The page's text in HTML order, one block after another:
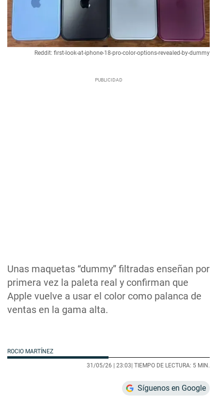
Unas maquetas “dummy” filtradas enseñan por
primera vez la paleta real y confirman que
Apple vuelve a usar el color como palanca de
ventas en la gama alta.
Reddit: first-look-at-iphone-18-pro-color-options-revealed-by-dummy
ROCIO MARTÍNEZ
31/05/26 | 23:03 | TIEMPO DE LECTURA: 5 MIN.
Síguenos en Google